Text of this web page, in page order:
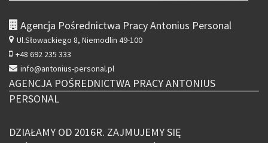
Agencja Pośrednictwa Pracy Antonius Personal
Ul.Słowackiego 8, Niemodlin 49-100
+48 692 235 333
info@antonius-personal.pl
AGENCJA POŚREDNICTWA PRACY ANTONIUS
PERSONAL
DZIAŁAMY OD 2016R. ZAJMUJEMY SIĘ